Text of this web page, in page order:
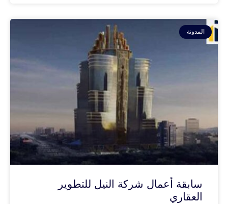
المدونة
سابقة أعمال شركة النيل للتطوير
العقاري